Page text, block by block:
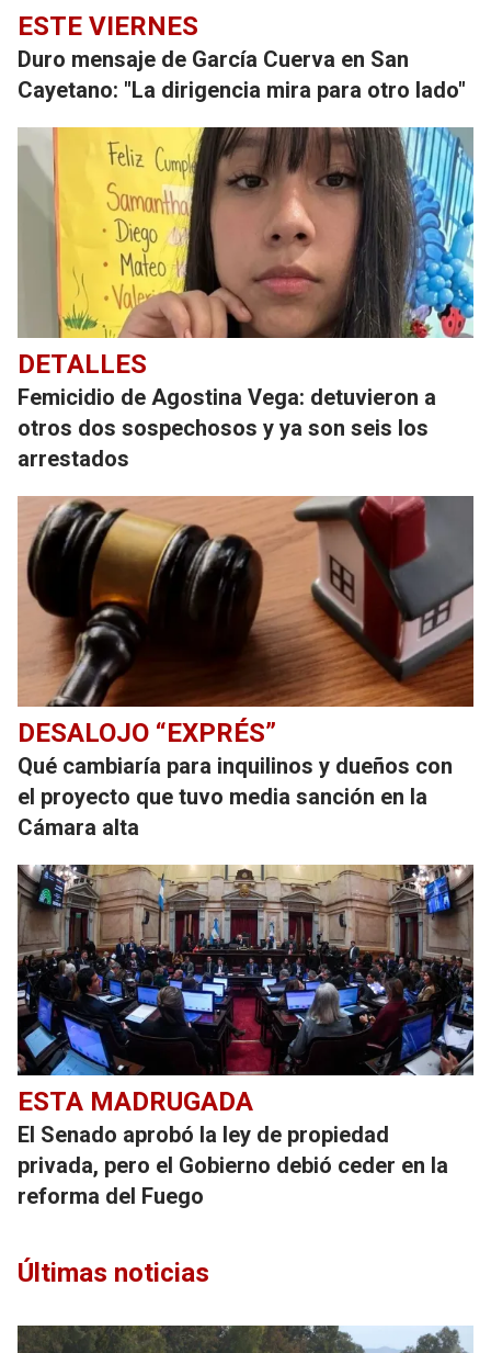
ESTE VIERNES
Duro mensaje de García Cuerva en San
Cayetano: "La dirigencia mira para otro lado"
DETALLES
Femicidio de Agostina Vega: detuvieron a
otros dos sospechosos y ya son seis los
arrestados
DESALOJO “EXPRÉS”
Qué cambiaría para inquilinos y dueños con
el proyecto que tuvo media sanción en la
Cámara alta
ESTA MADRUGADA
El Senado aprobó la ley de propiedad
privada, pero el Gobierno debió ceder en la
reforma del Fuego
Últimas noticias